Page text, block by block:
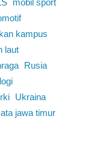
kampus
laut
Rusia
Ukraina
jawa timur